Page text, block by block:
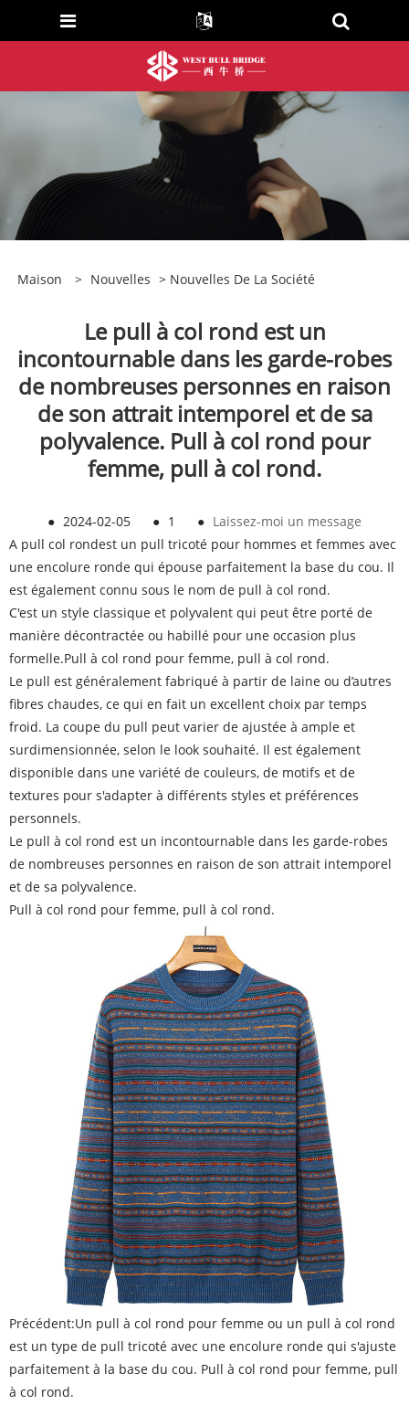
Maison > Nouvelles > Nouvelles De La Société
Le pull à col rond est un
incontournable dans les garde-robes
de nombreuses personnes en raison
de son attrait intemporel et de sa
polyvalence. Pull à col rond pour
femme, pull à col rond.
● 2024-02-05 ● 1 ● Laissez-moi un message
A pull col rondest un pull tricoté pour hommes et femmes avec
une encolure ronde qui épouse parfaitement la base du cou. Il
est également connu sous le nom de pull à col rond.
C'est un style classique et polyvalent qui peut être porté de
manière décontractée ou habillé pour une occasion plus
formelle.Pull à col rond pour femme, pull à col rond.
Le pull est généralement fabriqué à partir de laine ou d’autres
fibres chaudes, ce qui en fait un excellent choix par temps
froid. La coupe du pull peut varier de ajustée à ample et
surdimensionnée, selon le look souhaité. Il est également
disponible dans une variété de couleurs, de motifs et de
textures pour s'adapter à différents styles et préférences
personnels.
Le pull à col rond est un incontournable dans les garde-robes
de nombreuses personnes en raison de son attrait intemporel
et de sa polyvalence.
Pull à col rond pour femme, pull à col rond.
Précédent:Un pull à col rond pour femme ou un pull à col rond
est un type de pull tricoté avec une encolure ronde qui s'ajuste
parfaitement à la base du cou. Pull à col rond pour femme, pull
à col rond.